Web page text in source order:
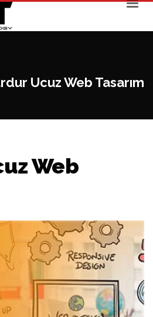
Ucuz Web Tasarım
Web